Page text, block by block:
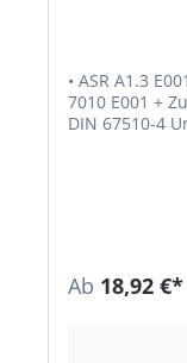
• ASR A1.3 E001 +
7010 E001 +
DIN 67510-4
Ab 18,92 €*